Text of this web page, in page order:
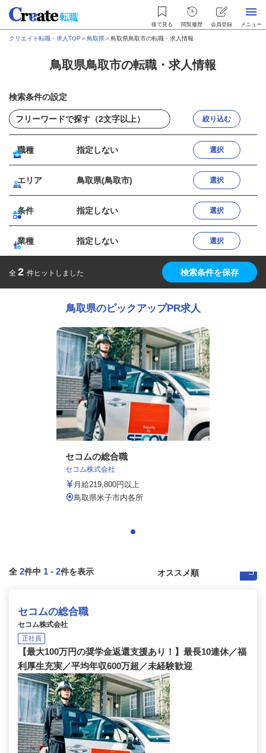
後で見る 閲覧履歴 会員登録 メニュー
クリエイト転職・求人TOP ＞ 鳥取県＞ 鳥取県鳥取市の転職・求人情報
鳥取県鳥取市の転職・求人情報
検索条件の設定
絞り込む
職種 指定しない 選択
エリア 鳥取県(鳥取市) 選択
条件 指定しない 選択
業種 指定しない 選択
全 2 件ヒットしました 検索条件を保存
鳥取県のピックアップPR求人
セコムの総合職
セコム株式会社
月給219,800円以上
鳥取県米子市内各所
全 2件中 1 - 2件を表示
セコムの総合職
セコム株式会社
正社員
【最大100万円の奨学金返還支援あり！】最長10連休／福
利厚生充実／平均年収600万超／未経験歓迎